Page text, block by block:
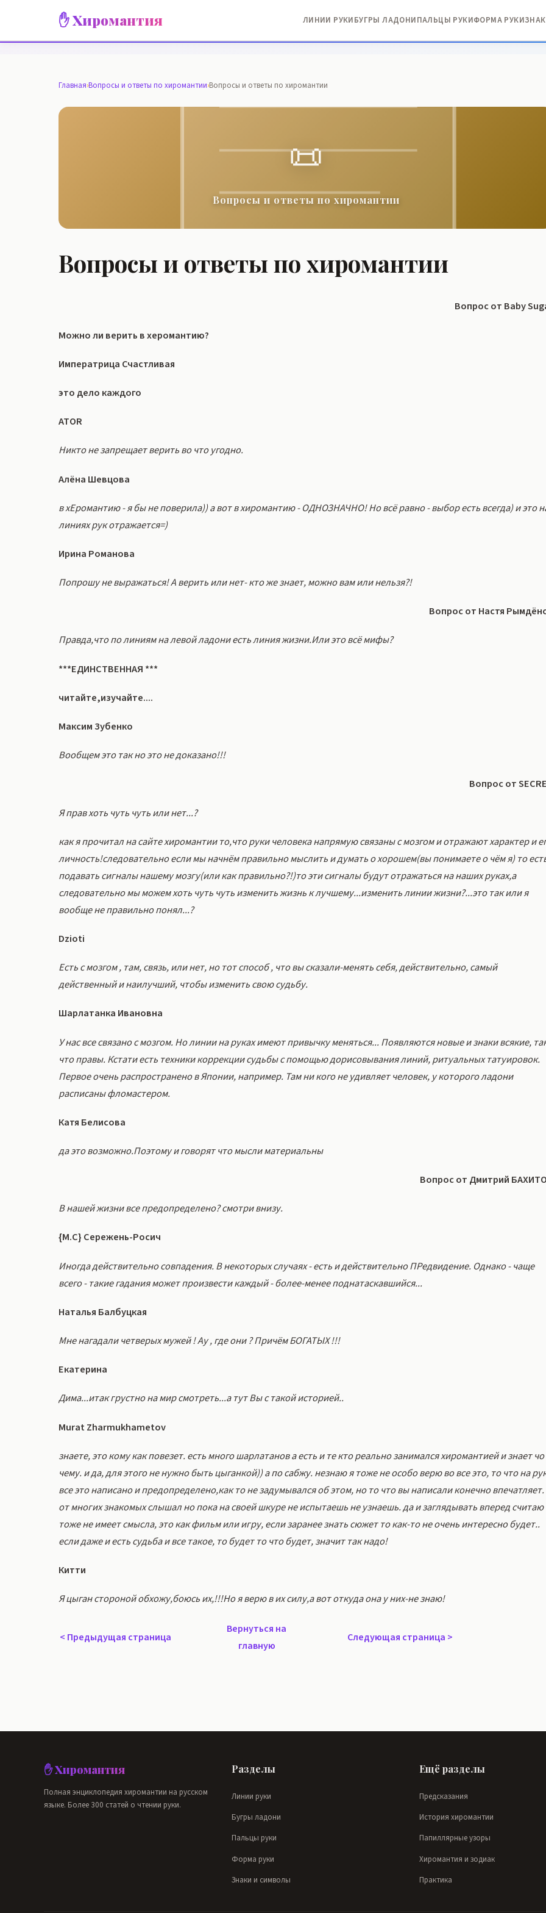
✋ Хиромантия ЛИНИИ РУКИБУГРЫ ЛАДОНИПАЛЬЦЫ РУКИФОРМА РУКИ
Главная›Вопросы и ответы по хиромантии›Вопросы и ответы по хиромантии
📜
Вопросы и ответы по хиромантии
Вопросы и ответы по хиромантии
Вопрос от Baby
Можно ли верить в херомантию?
Императрица Счастливая
это дело каждого
АТОR
Никто не запрещает верить во что угодно.
Алёна Шевцова
в хЕромантию - я бы не поверила)) а вот в хиромантию - ОДНОЗНАЧНО! Но всё равно - выбор есть всегда) и это
линиях рук отражается=)
Ирина Романова
Попрошу не выражаться! А верить или нет- кто же знает, можно вам или нельзя?!
Вопрос от Настя
Правда,что по линиям на левой ладони есть линия жизни.Или это всё мифы?
***ЕДИНСТВЕННАЯ ***
читайте,изучайте....
Максим Зубенко
Вообщем это так но это не доказано!!!
Вопрос от
Я прав хоть чуть чуть или нет...?
как я прочитал на сайте хиромантии то,что руки человека напрямую связаны с мозгом и отражают характер и
личность!следовательно если мы начнём правильно мыслить и думать о хорошем(вы понимаете о чём я) то
подавать сигналы нашему мозгу(или как правильно?!)то эти сигналы будут отражаться на наших руках,а
следовательно мы можем хоть чуть чуть изменить жизнь к лучшему...изменить линии жизни?...это так или я
вообще не правильно понял...?
Dzioti
Есть с мозгом , там, связь, или нет, но тот способ , что вы сказали-менять себя, действительно, самый
действенный и наилучший, чтобы изменить свою судьбу.
Шарлатанка Ивановна
У нас все связано с мозгом. Но линии на руках имеют привычку меняться... Появляются новые и знаки всякие,
что правы. Кстати есть техники коррекции судьбы с помощью дорисовывания линий, ритуальных татуировок.
Первое очень распространено в Японии, например. Там ни кого не удивляет человек, у которого ладони
расписаны фломастером.
Катя Белисова
да это возможно.Поэтому и говорят что мысли материальны
Вопрос от Дмитрий
В нашей жизни все предопределено? смотри внизу.
{М.С} Сережень-Росич
Иногда действительно совпадения. В некоторых случаях - есть и действительно ПРедвидение. Однако - чаще
всего - такие гадания может произвести каждый - более-менее поднатаскавшийся...
Наталья Балбуцкая
Мне нагадали четверых мужей ! Ау , где они ? Причём БОГАТЫХ !!!
Екатерина
Дима...итак грустно на мир смотреть...а тут Вы с такой историей..
Murat Zharmukhametov
знаете, это кому как повезет. есть много шарлатанов а есть и те кто реально занимался хиромантией и знает чо
чему. и да, для этого не нужно быть цыганкой)) а по сабжу. незнаю я тоже не особо верю во все это, то что на
все это написано и предопределено,как то не задумывался об этом, но то что вы написали конечно впечатляет.
от многих знакомых слышал но пока на своей шкуре не испытаешь не узнаешь. да и заглядывать вперед считаю
тоже не имеет смысла, это как фильм или игру, если заранее знать сюжет то как-то не очень интересно будет..
если даже и есть судьба и все такое, то будет то что будет, значит так надо!
Китти
Я цыган стороной обхожу,боюсь их,!!!Но я верю в их силу,а вот откуда она у них-не знаю!
< Предыдущая страница
Вернуться на
главную
Следующая страница >
✋ Хиромантия
Полная энциклопедия хиромантии на русском
языке. Более 300 статей о чтении руки.
Разделы
Линии руки
Бугры ладони
Пальцы руки
Форма руки
Знаки и символы
Ещё разделы
Предсказания
История хиромантии
Папиллярные узоры
Хиромантия и зодиак
Практика